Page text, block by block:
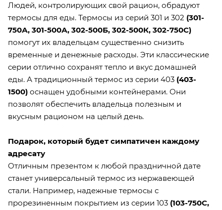
Людей, контролирующих свой рацион, обрадуют
термосы для еды. Термосы из серий 301 и 302 (301-
750А, 301-500А, 302-500Б, 302-500К, 302-750С)
помогут их владельцам существенно снизить
временные и денежные расходы. Эти классические
серии отлично сохранят тепло и вкус домашней
еды. А традиционный термос из серии 403 (403-
1500) оснащен удобными контейнерами. Они
позволят обеспечить владельца полезным и
вкусным рационом на целый день.
Подарок, который будет симпатичен каждому
адресату
Отличным презентом к любой праздничной дате
станет универсальный термос из нержавеющей
стали. Например, надежные термосы с
прорезиненным покрытием из серии 103 (103-750С,